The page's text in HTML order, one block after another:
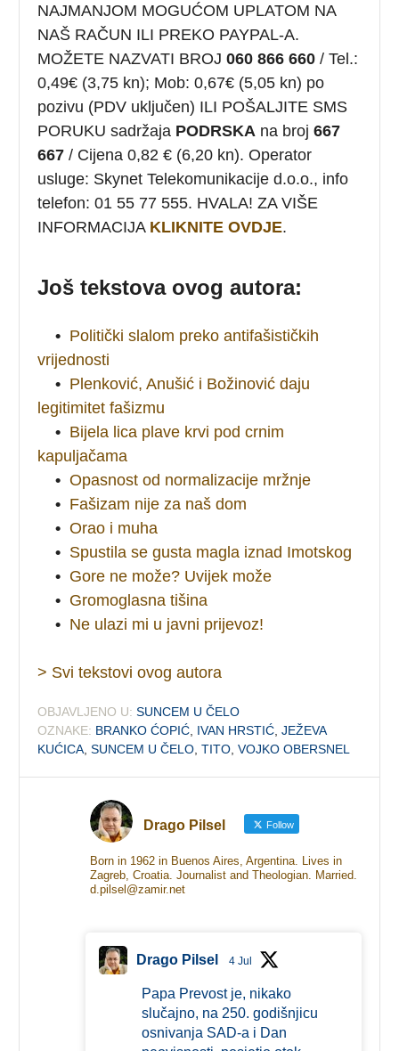
NAJMANJOM MOGUĆOM UPLATOM NA
NAŠ RAČUN ILI PREKO PAYPAL-A.
MOŽETE NAZVATI BROJ060 866 660 / Tel.:
0,49€ (3,75 kn); Mob: 0,67€ (5,05 kn) po
pozivu (PDV uključen) ILI POŠALJITE SMS
PORUKU sadržaja PODRSKA na broj667
667 / Cijena 0,82 € (6,20 kn). Operator
usluge: Skynet Telekomunikacije d.o.o., info
telefon: 01 55 77 555. HVALA! ZA VIŠE
INFORMACIJA KLIKNITE OVDJE.
Još tekstova ovog autora:
• Politički slalom preko antifašističkih
vrijednosti
• Plenković, Anušić i Božinović daju
legitimitet fašizmu
• Bijela lica plave krvi pod crnim
kapuljačama
• Opasnost od normalizacije mržnje
• Fašizam nije za naš dom
• Orao i muha
• Spustila se gusta magla iznad Imotskog
• Gore ne može? Uvijek može
• Gromoglasna tišina
• Ne ulazi mi u javni prijevoz!
> Svi tekstovi ovog autora
OBJAVLJENO U: SUNCEM U ČELO
OZNAKE: BRANKO ĆOPIĆ IVAN HRSTIĆ ,JEŽEVA
KUĆICA ,SUNCEM U ČELO ,TITO ,VOJKO OBERSNEL
Drago Pilsel Follow
Born in 1962 in Buenos Aires, Argentina. Lives in
Zagreb, Croatia. Journalist and Theologian. Married.
d.pilsel@zamir.net
Drago Pilsel 4 Jul
Papa Prevost je, nikako
slučajno, na 250. godišnjicu
osnivanja SAD-a i Dan